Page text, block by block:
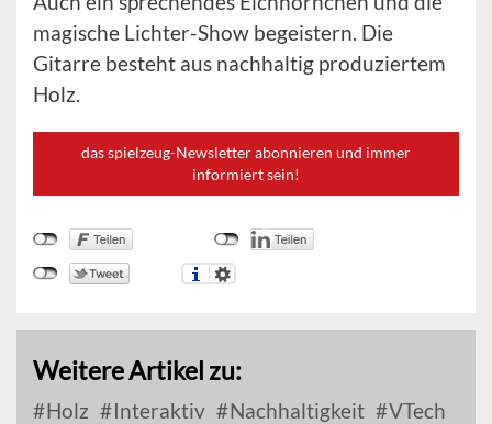
magische Lichter-Show begeistern. Die
Gitarre besteht aus nachhaltig produziertem
Holz.
das spielzeug-Newsletter abonnieren und immer
informiert sein!
Weitere Artikel zu:
Holz Interaktiv Nachhaltigkeit VTech